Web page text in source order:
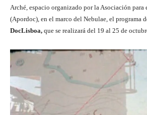
Arché, espacio organizado por la Asociación para
(Apordoc), en el marco del Nebulae, el programa
DocLisboa, que se realizará del 19 al 25 de